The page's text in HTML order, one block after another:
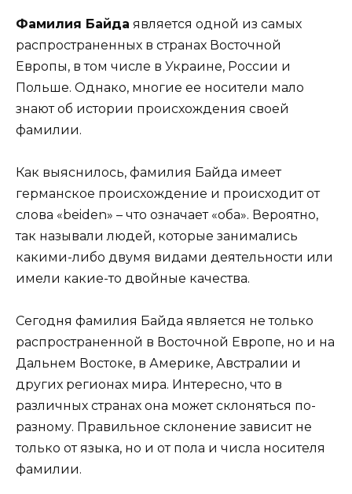
Фамилия Байда является одной из самых
распространенных в странах Восточной
Европы, в том числе в Украине, России и
Польше. Однако, многие ее носители мало
знают об истории происхождения своей
фамилии.
Как выяснилось, фамилия Байда имеет
германское происхождение и происходит от
слова «beiden» – что означает «оба». Вероятно,
так называли людей, которые занимались
какими-либо двумя видами деятельности или
имели какие-то двойные качества.
Сегодня фамилия Байда является не только
распространенной в Восточной Европе, но и на
Дальнем Востоке, в Америке, Австралии и
других регионах мира. Интересно, что в
различных странах она может склоняться по-
разному. Правильное склонение зависит не
только от языка, но и от пола и числа носителя
фамилии.